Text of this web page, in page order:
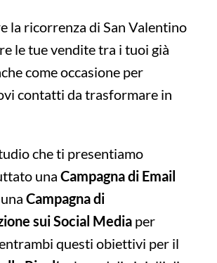
la ricorrenza di San Valentino
le tue vendite tra i tuoi già
come occasione per
contatti da trasformare in
che ti presentiamo
una Campagna di Email
Campagna di
sui Social Mediaper
questi obiettivi per il